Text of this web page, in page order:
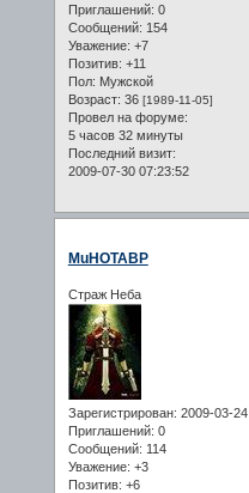
Приглашений: 0
Сообщений: 154
Уважение: +7
Позитив: +11
Пол: Мужской
Возраст: 36 [1989-11-05]
Провел на форуме:
5 часов 32 минуты
Последний визит:
2009-07-30 07:23:52
MuHOTABP
Страж Неба
Зарегистрирован: 2009-03-24
Приглашений: 0
Сообщений: 114
Уважение: +3
Позитив: +6